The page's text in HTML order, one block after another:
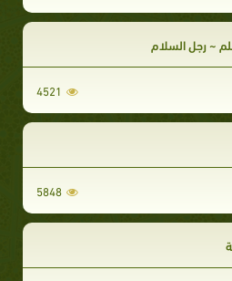
~ رجل السلام
4521
5848